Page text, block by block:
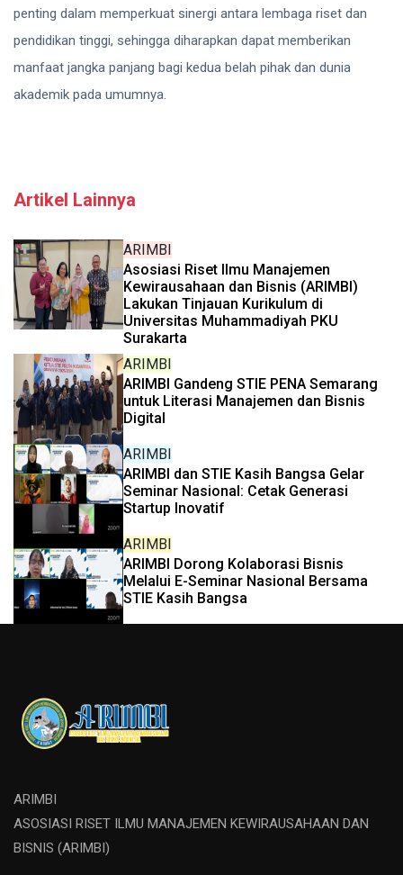
penting dalam memperkuat sinergi antara lembaga riset dan
pendidikan tinggi, sehingga diharapkan dapat memberikan
manfaat jangka panjang bagi kedua belah pihak dan dunia
akademik pada umumnya.
Artikel Lainnya
ARIMBI
Asosiasi Riset Ilmu Manajemen
Kewirausahaan dan Bisnis (ARIMBI)
Lakukan Tinjauan Kurikulum di
Universitas Muhammadiyah PKU
Surakarta
ARIMBI
ARIMBI Gandeng STIE PENA Semarang
untuk Literasi Manajemen dan Bisnis
Digital
ARIMBI
ARIMBI dan STIE Kasih Bangsa Gelar
Seminar Nasional: Cetak Generasi
Startup Inovatif
ARIMBI
ARIMBI Dorong Kolaborasi Bisnis
Melalui E-Seminar Nasional Bersama
STIE Kasih Bangsa
ARIMBI
ASOSIASI RISET ILMU MANAJEMEN KEWIRAUSAHAAN DAN
BISNIS (ARIMBI)